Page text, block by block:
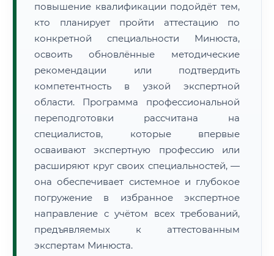
повышение квалификации подойдёт тем,
кто планирует пройти аттестацию по
конкретной специальности Минюста,
освоить обновлённые методические
рекомендации или подтвердить
компетентность в узкой экспертной
области. Программа профессиональной
переподготовки рассчитана на
специалистов, которые впервые
осваивают экспертную профессию или
расширяют круг своих специальностей, —
она обеспечивает системное и глубокое
погружение в избранное экспертное
направление с учётом всех требований,
предъявляемых к аттестованным
экспертам Минюста.